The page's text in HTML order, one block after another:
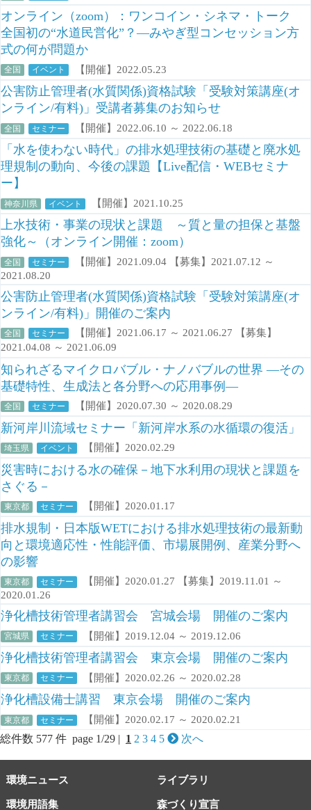
オンライン（zoom）：ワンコイン・シネマ・トーク
全国初の“水道民営化”？―みやぎ型コンセッション方
式の何が問題か
全国 イベント 【開催】2022.05.23
公害防止管理者(水質関係)資格試験「受験対策講座(オ
ンライン/有料)」受講者募集のお知らせ
全国 セミナー 【開催】2022.06.10 ～ 2022.06.18
「水を使わない時代」の排水処理技術の基礎と廃水処
理規制の動向、今後の課題【Live配信・WEBセミナ
ー】
神奈川県 イベント 【開催】2021.10.25
上水技術・事業の現状と課題 ～質と量の担保と基盤
強化～（オンライン開催：zoom）
全国 セミナー
【開催】2021.09.04 【募集】2021.07.12 ～
2021.08.20
公害防止管理者(水質関係)資格試験「受験対策講座(オ
ンライン/有料)」開催のご案内
全国 セミナー
【開催】2021.06.17 ～ 2021.06.27 【募集】
2021.04.08 ～ 2021.06.09
知られざるマイクロバブル・ナノバブルの世界 ―その
基礎特性、生成法と各分野への応用事例―
全国 セミナー 【開催】2020.07.30 ～ 2020.08.29
新河岸川流域セミナー「新河岸水系の水循環の復活」
埼玉県 イベント 【開催】2020.02.29
災害時における水の確保－地下水利用の現状と課題を
さぐる－
東京都 セミナー 【開催】2020.01.17
排水規制・日本版WETにおける排水処理技術の最新動
向と環境適応性・性能評価、市場展開例、産業分野へ
の影響
東京都 セミナー
【開催】2020.01.27 【募集】2019.11.01 ～
2020.01.26
浄化槽技術管理者講習会 宮城会場 開催のご案内
宮城県 セミナー 【開催】2019.12.04 ～ 2019.12.06
浄化槽技術管理者講習会 東京会場 開催のご案内
東京都 セミナー 【開催】2020.02.26 ～ 2020.02.28
浄化槽設備士講習 東京会場 開催のご案内
東京都 セミナー
【開催】2020.02.17 ～ 2020.02.21
総件数 577 件 page 1/29 | 1 2 3 4 5 次へ
環境ニュース ライブラリ
環境用語集 森づくり宣言